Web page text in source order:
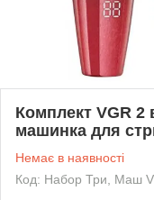
Комплект VGR 2
машинка для
Немає в наявності
Код: Набор Три, Маш